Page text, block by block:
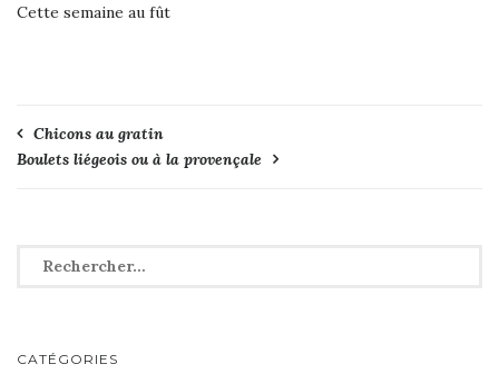
Cette semaine au fût
Navigation
de
Chicons au gratin
Boulets liégeois ou à la provençale
Rechercher :
CATÉGORIES